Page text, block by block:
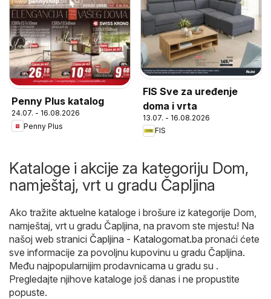
Penny Plus katalog
24.07. - 16.08.2026
Penny Plus
FIS Sve za uređenje
doma i vrta
13.07. - 16.08.2026
FIS
Kataloge i akcije za kategoriju Dom,
namještaj, vrt u gradu Čapljina
Ako tražite aktuelne kataloge i brošure iz kategorije Dom,
namještaj, vrt u gradu Čapljina, na pravom ste mjestu! Na
našoj web stranici Čapljina - Katalogomat.ba pronaći ćete
sve informacije za povoljnu kupovinu u gradu Čapljina.
Među najpopularnijim prodavnicama u gradu su .
Pregledajte njihove kataloge još danas i ne propustite
popuste.